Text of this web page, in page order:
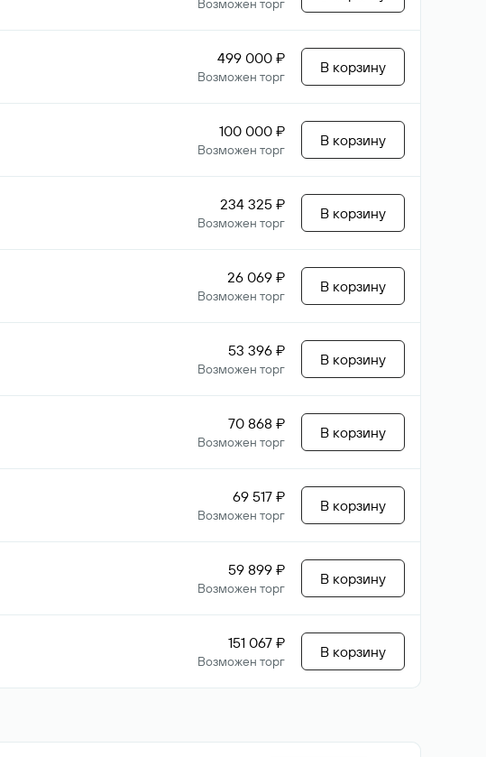
Возможен торг
499 000 ₽
Возможен торг
В корзину
100 000 ₽
Возможен торг
В корзину
234 325 ₽
Возможен торг
В корзину
26 069 ₽
Возможен торг
В корзину
53 396 ₽
Возможен торг
В корзину
70 868 ₽
Возможен торг
В корзину
69 517 ₽
Возможен торг
В корзину
59 899 ₽
Возможен торг
В корзину
151 067 ₽
Возможен торг
В корзину